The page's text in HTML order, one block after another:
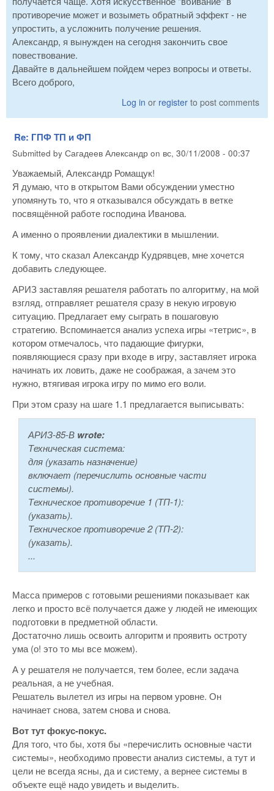
противоречие может и возыметь обратный эффект - не
упростить, а усложнить получение решения.
Александр, я вынужден на сегодня закончить свое
повествование.
Давайте в дальнейшем пойдем через вопросы и ответы.
Всего доброго,
Log in or register to post comments
Re: ГПФ ТП и ФП
Submitted by Сагадеев Александр on вс, 30/11/2008 - 00:37
Уважаемый, Александр Ромащук!
Я думаю, что в открытом Вами обсуждении уместно
упомянуть то, что я отказывался обсуждать в ветке
посвящённой работе господина Иванова.
А именно о проявлении диалектики в мышлении.
К тому, что сказал Александр Кудрявцев, мне хочется
добавить следующее.
АРИЗ заставляя решателя работать по алгоритму, на мой
взгляд, отправляет решателя сразу в некую игровую
ситуацию. Предлагает ему сыграть в пошаговую
стратегию. Вспоминается анализ успеха игры «тетрис», в
котором отмечалось, что падающие фигурки,
появляющиеся сразу при входе в игру, заставляет игрока
начинать их ловить, даже не соображая, а зачем это
нужно, втягивая игрока игру по мимо его воли.
При этом сразу на шаге 1.1 предлагается выписывать:
АРИЗ-85-В wrote:
Техническая система:
для (указать назначение)
включает (перечислить основные части
системы).
Техническое противоречие 1 (ТП-1):
(указать).
Техническое противоречие 2 (ТП-2):
(указать).
...
Масса примеров с готовыми решениями показывает как
легко и просто всё получается даже у людей не имеющих
подготовки в предметной области.
Достаточно лишь освоить алгоритм и проявить остроту
ума (о! это то мы все можем).
А у решателя не получается, тем более, если задача
реальная, а не учебная.
Решатель вылетел из игры на первом уровне. Он
начинает снова, затем снова и снова.
Вот тут фокус-покус.
Для того, что бы, хотя бы «перечислить основные части
системы», необходимо провести анализ системы, а тут и
цели не всегда ясны, да и систему, а вернее системы в
объекте ещё надо увидеть и выделить.